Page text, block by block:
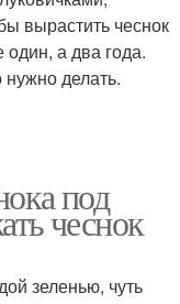
вырастить чеснок
один, а два года.
делать.
под
чеснок
зеленью, чуть